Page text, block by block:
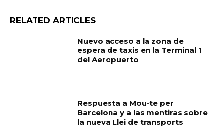
RELATED ARTICLES
Nuevo acceso a la zona de
espera de taxis en la Terminal 1
del Aeropuerto
Respuesta a Mou-te per
Barcelona y a las mentiras sobre
la nueva Llei de transports